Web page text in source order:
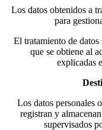
Los datos obtenidos a
para
El tratamiento de datos
que se obtiene al
explicadas
Los datos personales
registran y
supervisados